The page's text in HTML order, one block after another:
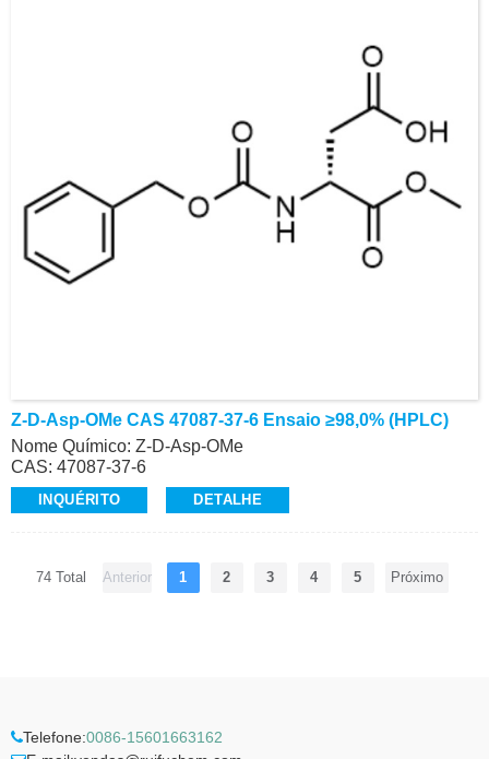
Z-D-Asp-OMe CAS 47087-37-6 Ensaio ≥98,0% (HPLC)
Nome Químico: Z-D-Asp-OMe
CAS: 47087-37-6
Ensaio: ≥98,0% (HPLC)
Aparência: Pó branco a esbranquiçado
Celular/Wechat/WhatsApp: +86-15026746401
E-Mail: alvin@ruifuchem.com
INQUÉRITO DETALHE
74 Total Anterior 1 2 3 4 5 Próximo
Telefone:0086-15601663162